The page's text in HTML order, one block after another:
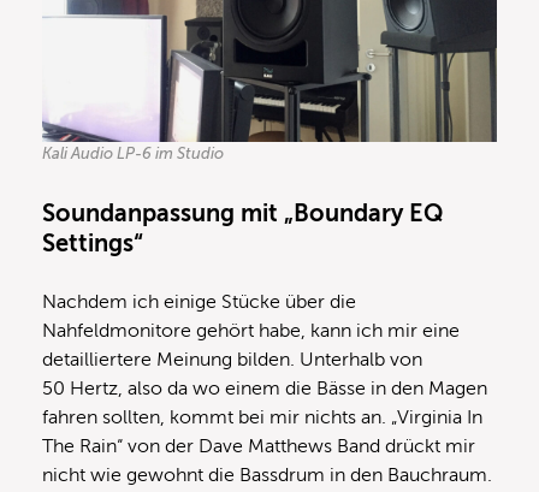
Kali Audio LP-6 im Studio
Soundanpassung mit „Boundary EQ
Settings“
Nachdem ich einige Stücke über die
Nahfeldmonitore gehört habe, kann ich mir eine
detailliertere Meinung bilden. Unterhalb von
50 Hertz, also da wo einem die Bässe in den Magen
fahren sollten, kommt bei mir nichts an. „Virginia In
The Rain“ von der Dave Matthews Band drückt mir
nicht wie gewohnt die Bassdrum in den Bauchraum.